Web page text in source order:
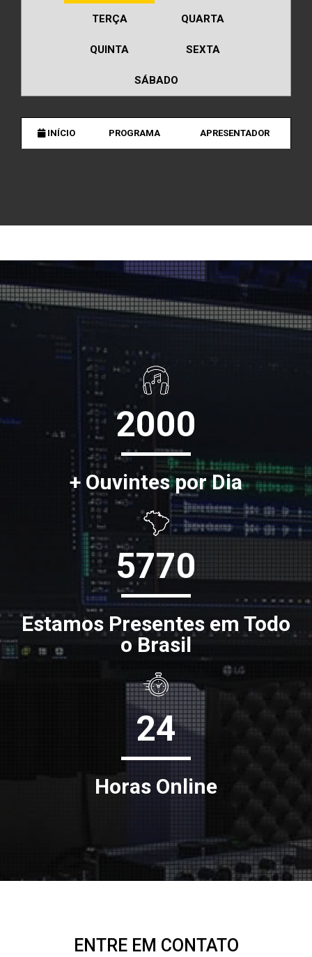
TERÇA QUARTA
QUINTA SEXTA
SÁBADO
INÍCIO PROGRAMA APRESENTADOR
2000
+ Ouvintes por Dia
5770
Estamos Presentes em Todo
o Brasil
24
Horas Online
ENTRE EM CONTATO